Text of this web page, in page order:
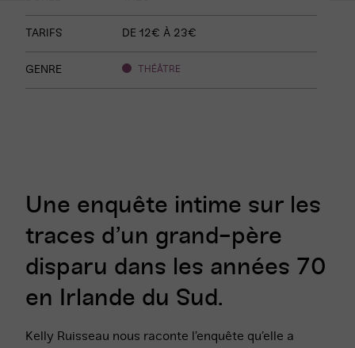
TARIFS DE 12€ À 23€
GENRE THÉÂTRE
Une enquête intime sur les
traces d’un grand-père
disparu dans les années 70
en Irlande du Sud.
Kelly Ruisseau nous raconte l’enquête qu’elle a